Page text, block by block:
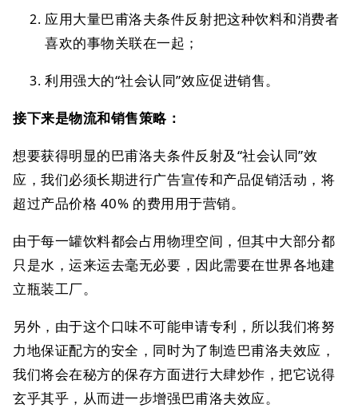
应用大量巴甫洛夫条件反射把这种饮料和消费者
喜欢的事物关联在一起；
利用强大的“社会认同”效应促进销售。
接下来是物流和销售策略：
想要获得明显的巴甫洛夫条件反射及“社会认同”效
应，我们必须长期进行广告宣传和产品促销活动，将
超过产品价格 40% 的费用用于营销。
由于每一罐饮料都会占用物理空间，但其中大部分都
只是水，运来运去毫无必要，因此需要在世界各地建
立瓶装工厂。
另外，由于这个口味不可能申请专利，所以我们将努
力地保证配方的安全，同时为了制造巴甫洛夫效应，
我们将会在秘方的保存方面进行大肆炒作，把它说得
玄乎其乎，从而进一步增强巴甫洛夫效应。